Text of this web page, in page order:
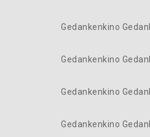
Gedankenkino
Gedankenkino
Gedankenkino
Gedankenkino